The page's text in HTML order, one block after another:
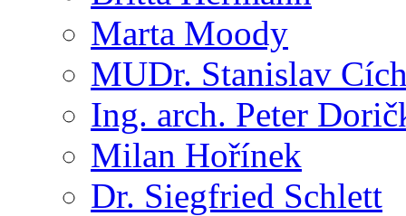
Marta Moody
MUDr. Stanislav
Ing. arch. Peter
Milan Hořínek
Dr. Siegfried Schlett